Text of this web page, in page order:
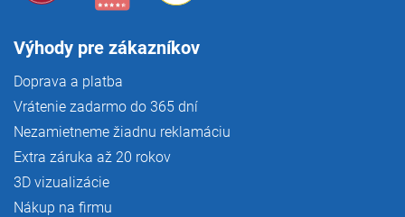
Výhody pre zákazníkov
Doprava a platba
Vrátenie zadarmo do 365 dní
Nezamietneme žiadnu reklamáciu
Extra záruka až 20 rokov
3D vizualizácie
Nákup na firmu